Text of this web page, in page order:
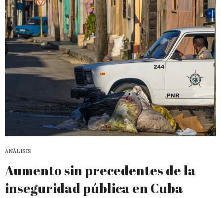
ANÁLISIS
Aumento sin precedentes de la
inseguridad pública en Cuba